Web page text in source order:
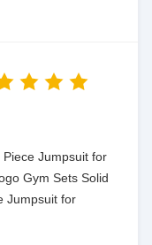
Jumpsuit for
Gym Sets Solid
Jumpsuit for